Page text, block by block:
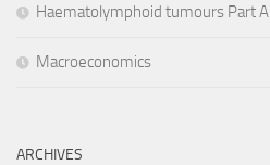
Haematolymphoid tumours Part A
Macroeconomics
ARCHIVES